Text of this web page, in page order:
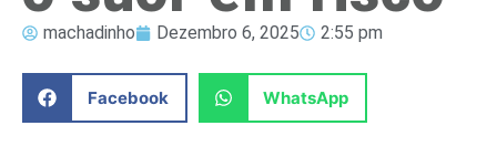
machadinho Dezembro 6, 2025 2:55 pm
Facebook WhatsApp